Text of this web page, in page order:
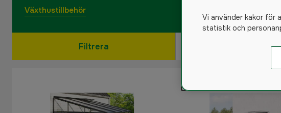
Växthustillbehör
Filtrera
Vi använder kakor för
statistik och